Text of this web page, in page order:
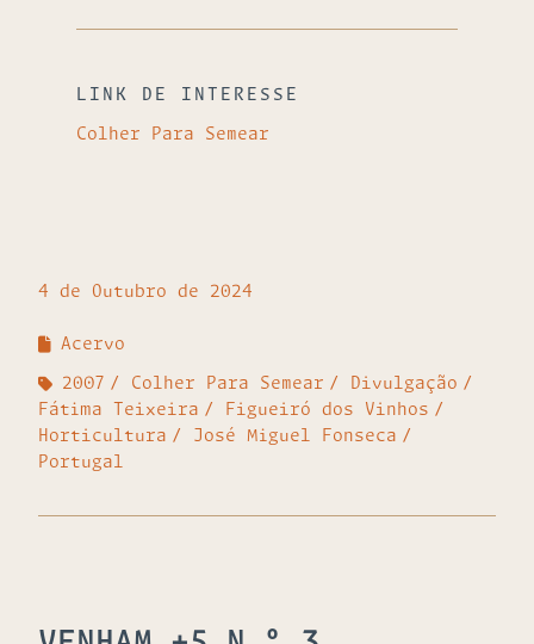
LINK DE INTERESSE
Colher Para Semear
4 de Outubro de 2024
Acervo
2007 Colher Para Semear
Divulgação
Fátima Teixeira
Figueiró dos Vinhos
Horticultura
José Miguel Fonseca
Portugal